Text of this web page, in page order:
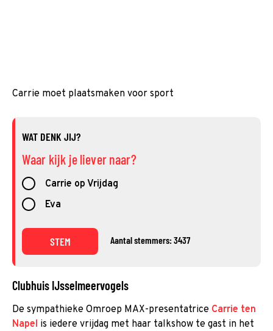
Carrie moet plaatsmaken voor sport
WAT DENK JIJ?
Waar kijk je liever naar?
Carrie op Vrijdag
Eva
STEM Aantal stemmers: 3437
Clubhuis IJsselmeervogels
De sympathieke Omroep MAX-presentatrice Carrie ten
Napel is iedere vrijdag met haar talkshow te gast in het